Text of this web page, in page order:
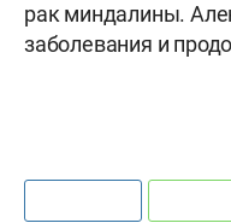
рак миндалины.
заболевания и